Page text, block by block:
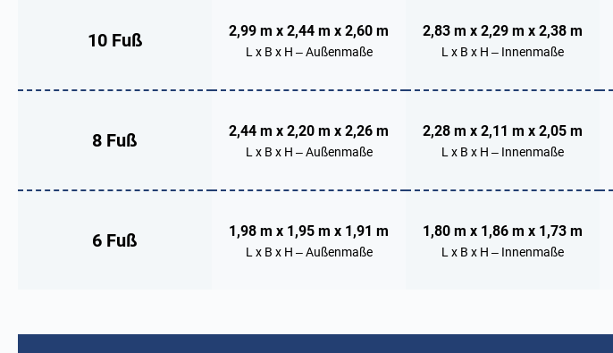
10 Fuß 2,99 m x 2,44 m x 2,60 m
L x B x H – Außenmaße
2,83 m x 2,29 m x 2,38 m
L x B x H – Innenmaße
8 Fuß 2,44 m x 2,20 m x 2,26 m
L x B x H – Außenmaße
2,28 m x 2,11 m x 2,05 m
L x B x H – Innenmaße
6 Fuß 1,98 m x 1,95 m x 1,91 m
L x B x H – Außenmaße
1,80 m x 1,86 m x 1,73 m
L x B x H – Innenmaße